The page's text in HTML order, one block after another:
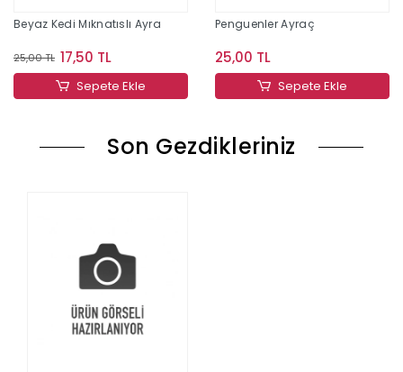
Beyaz Kedi Mıknatıslı Ayra
25,00 TL 17,50 TL
Sepete Ekle
Penguenler Ayraç
25,00 TL
Sepete Ekle
Son Gezdikleriniz